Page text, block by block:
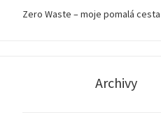
Zero Waste – moje pomalá cesta
Archivy